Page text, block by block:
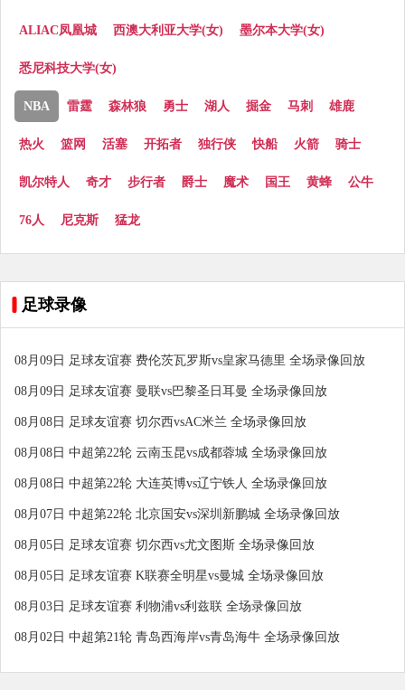
ALIAC凤凰城 西澳大利亚大学(女) 墨尔本大学(女)
悉尼科技大学(女)
NBA 雷霆 森林狼 勇士 湖人 掘金 马刺 雄鹿
热火 篮网 活塞 开拓者 独行侠 快船 火箭 骑士
凯尔特人 奇才 步行者 爵士 魔术 国王 黄蜂 公牛
76人 尼克斯 猛龙
足球录像
08月09日 足球友谊赛 费伦茨瓦罗斯vs皇家马德里 全场录像回放
08月09日 足球友谊赛 曼联vs巴黎圣日耳曼 全场录像回放
08月08日 足球友谊赛 切尔西vsAC米兰 全场录像回放
08月08日 中超第22轮 云南玉昆vs成都蓉城 全场录像回放
08月08日 中超第22轮 大连英博vs辽宁铁人 全场录像回放
08月07日 中超第22轮 北京国安vs深圳新鹏城 全场录像回放
08月05日 足球友谊赛 切尔西vs尤文图斯 全场录像回放
08月05日 足球友谊赛 K联赛全明星vs曼城 全场录像回放
08月03日 足球友谊赛 利物浦vs利兹联 全场录像回放
08月02日 中超第21轮 青岛西海岸vs青岛海牛 全场录像回放